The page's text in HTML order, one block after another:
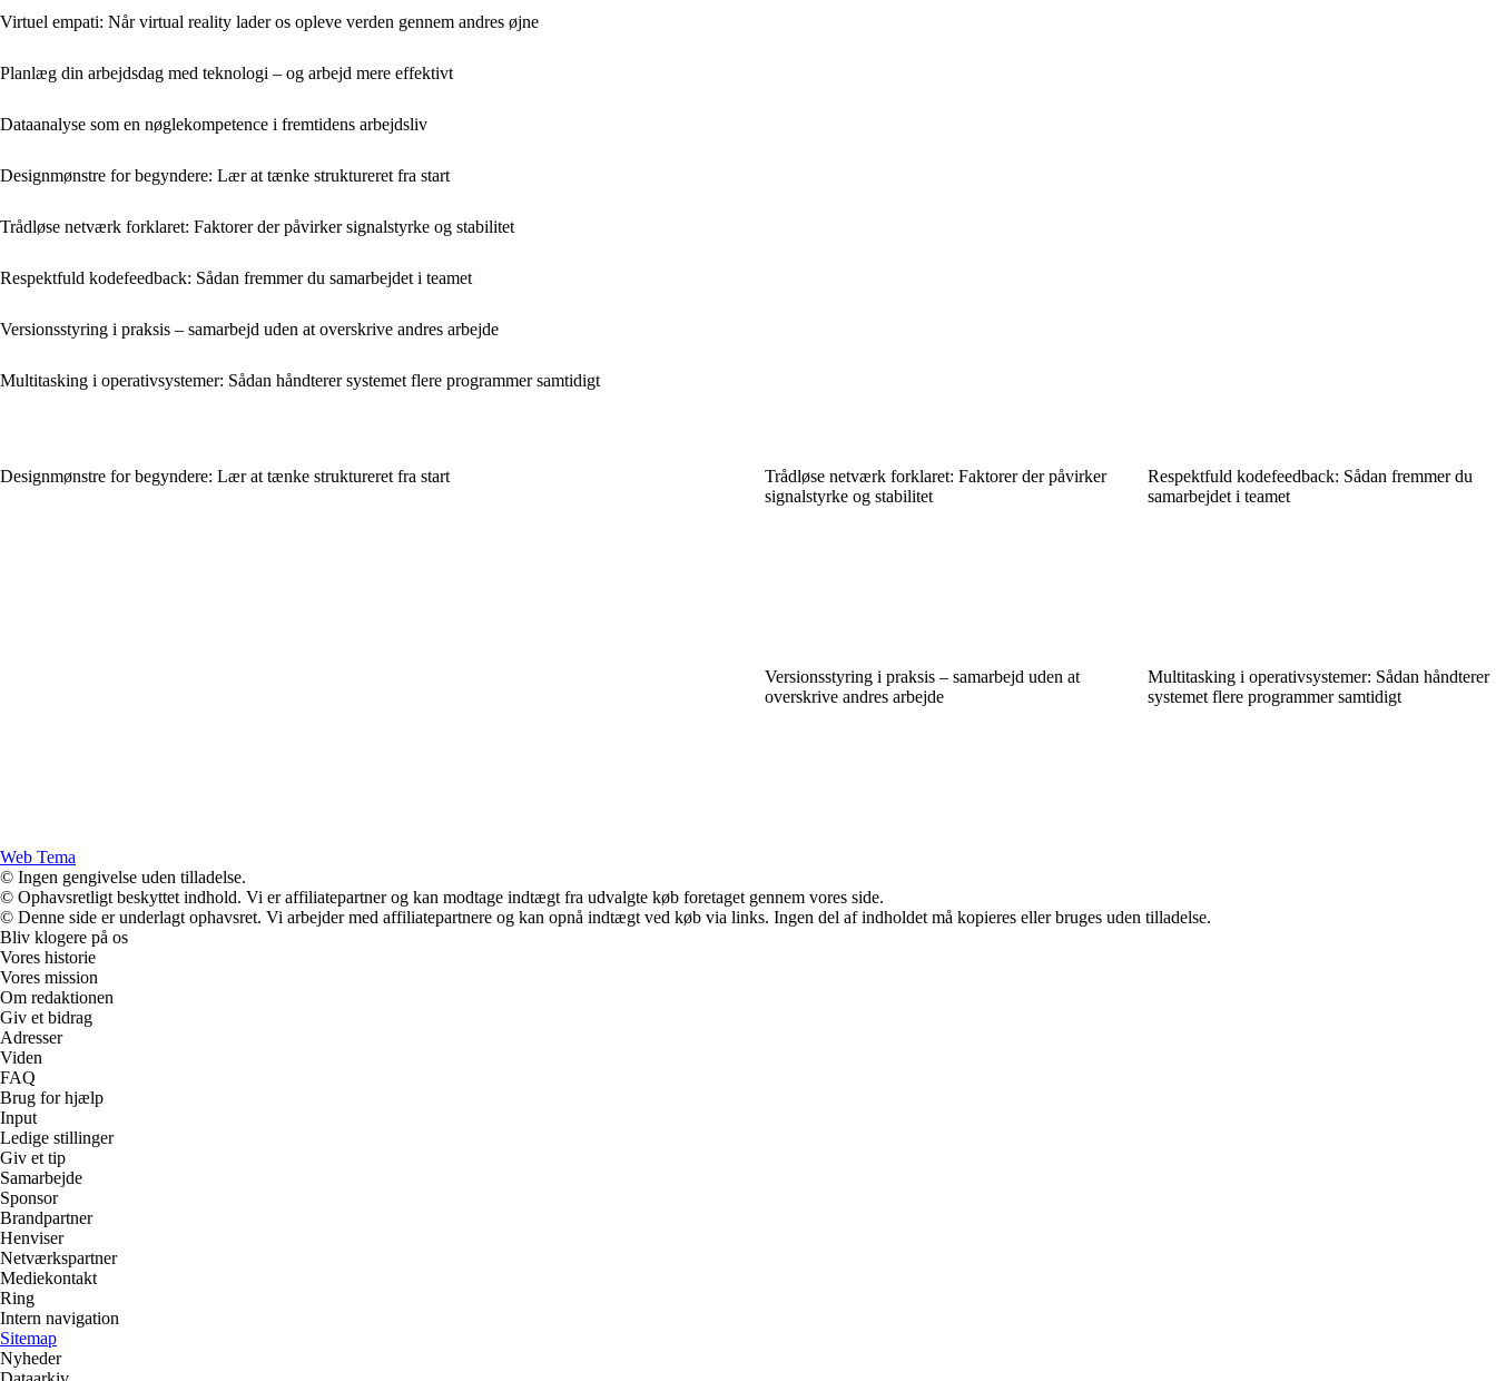
Virtuel empati: Når virtual reality lader os opleve verden gennem andres øjne
Planlæg din arbejdsdag med teknologi – og arbejd mere effektivt
Dataanalyse som en nøglekompetence i fremtidens arbejdsliv
Designmønstre for begyndere: Lær at tænke struktureret fra start
Trådløse netværk forklaret: Faktorer der påvirker signalstyrke og stabilitet
Respektfuld kodefeedback: Sådan fremmer du samarbejdet i teamet
Versionsstyring i praksis – samarbejd uden at overskrive andres arbejde
Multitasking i operativsystemer: Sådan håndterer systemet flere programmer samtidigt
Designmønstre for begyndere: Lær at tænke struktureret fra start
Trådløse netværk forklaret: Faktorer der påvirker
signalstyrke og stabilitet
Respektfuld kodefeedback: Sådan fremmer du
samarbejdet i teamet
Versionsstyring i praksis – samarbejd uden at
overskrive andres arbejde
Multitasking i operativsystemer: Sådan håndterer
systemet flere programmer samtidigt
Web Tema
© Ingen gengivelse uden tilladelse.
© Ophavsretligt beskyttet indhold. Vi er affiliatepartner og kan modtage indtægt fra udvalgte køb foretaget gennem vores side.
© Denne side er underlagt ophavsret. Vi arbejder med affiliatepartnere og kan opnå indtægt ved køb via links. Ingen del af indholdet må kopieres eller bruges uden tilladelse.
Bliv klogere på os
Vores historie
Vores mission
Om redaktionen
Giv et bidrag
Adresser
Viden
FAQ
Brug for hjælp
Input
Ledige stillinger
Giv et tip
Samarbejde
Sponsor
Brandpartner
Henviser
Netværkspartner
Mediekontakt
Ring
Intern navigation
Sitemap
Nyheder